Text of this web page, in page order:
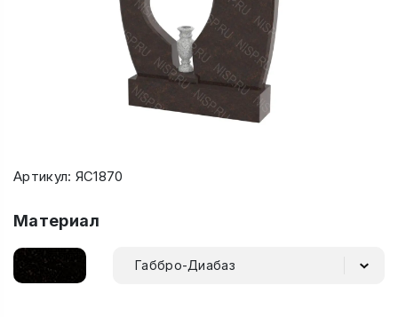
Артикул: ЯС1870
Материал
Габбро-Диабаз